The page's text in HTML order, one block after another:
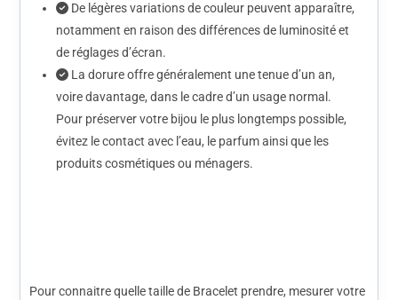
De légères variations de couleur peuvent apparaître,
notamment en raison des différences de luminosité et
de réglages d’écran.
La dorure offre généralement une tenue d’un an,
voire davantage, dans le cadre d’un usage normal.
Pour préserver votre bijou le plus longtemps possible,
évitez le contact avec l’eau, le parfum ainsi que les
produits cosmétiques ou ménagers.
Pour connaitre quelle taille de Bracelet prendre, mesurer votre